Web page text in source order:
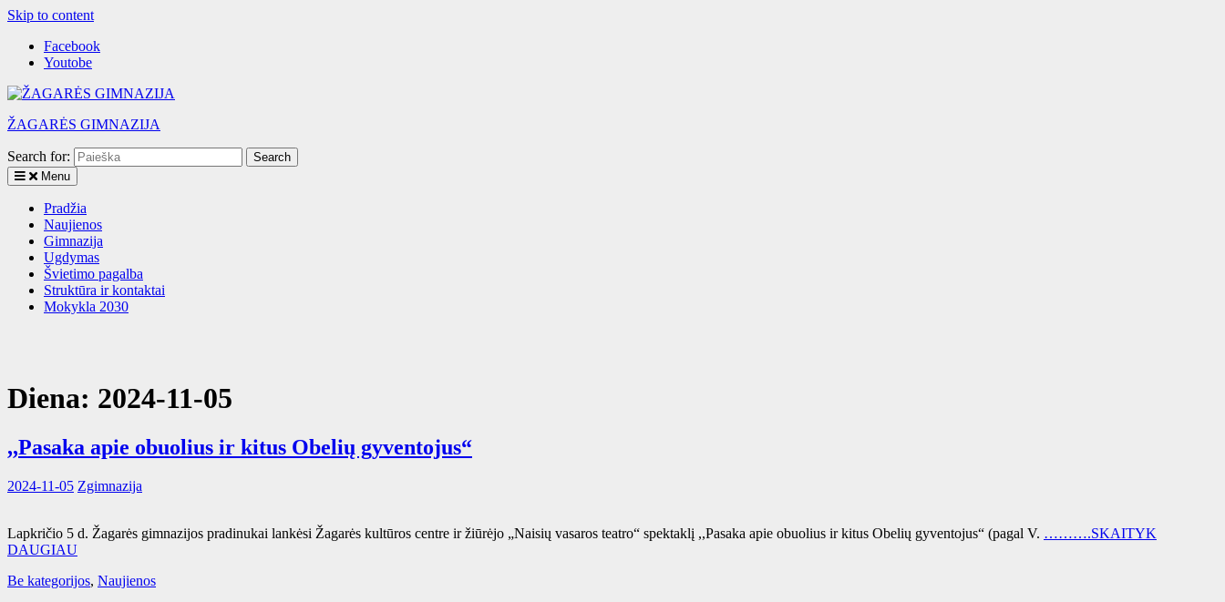
Skip to content
Facebook
Youtobe
ŽAGARĖS GIMNAZIJA
Search for:
Menu
Pradžia
Naujienos
Gimnazija
Ugdymas
Švietimo pagalba
Struktūra ir kontaktai
Mokykla 2030
Diena: 2024-11-05
,,Pasaka apie obuolius ir kitus Obelių gyventojus“
2024-11-05 Zgimnazija
Lapkričio 5 d. Žagarės gimnazijos pradinukai lankėsi Žagarės kultūros centre ir žiūrėjo „Naisių vasaros teatro“ spektaklį ,,Pasaka apie obuolius ir kitus Obelių gyventojus“ (pagal V. ……….SKAITYK
DAUGIAU
Be kategorijos, Naujienos